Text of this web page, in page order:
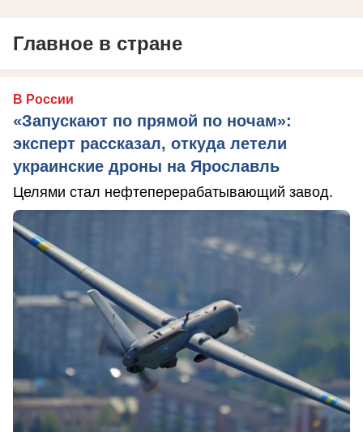
Главное в стране
В России
«Запускают по прямой по ночам»:
эксперт рассказал, откуда летели
украинские дроны на Ярославль
Целями стал нефтеперерабатывающий завод.